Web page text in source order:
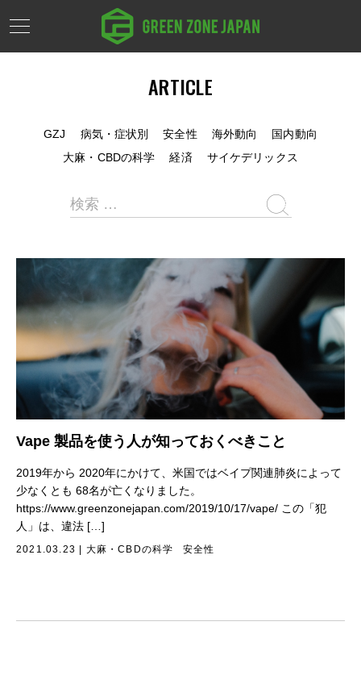
ARTICLE
GZJ 病気・症状別 安全性 海外動向
国内動向
大麻・CBDの科学
経済 サイケデリックス
Vape 製品を使う人が知っておくべきこと
2019年から 2020年にかけて、米国ではベイプ関連肺炎によって
少なくとも 68名が亡くなりました。
https://www.greenzonejapan.com/2019/10/17/vape/ この「犯
人」は、違法 […]
2021.03.23 大麻・CBDの科学 安全性